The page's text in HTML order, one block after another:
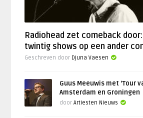
Radiohead zet comeback
twintig shows op een ander
Geschreven door Djuna Vaesen
Guus Meeuwis met ‘Tour
Amsterdam en Groningen
doorArtiesten Nieuws